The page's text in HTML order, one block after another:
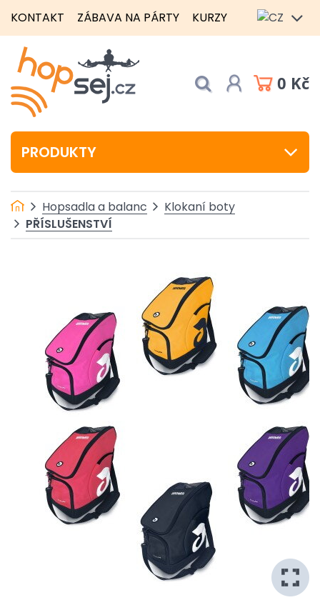
KONTAKT ZÁBAVA NA PÁRTY KURZY
0 Kč
PRODUKTY
Hopsadla a balanc
Klokaní boty
PŘÍSLUŠENSTVÍ